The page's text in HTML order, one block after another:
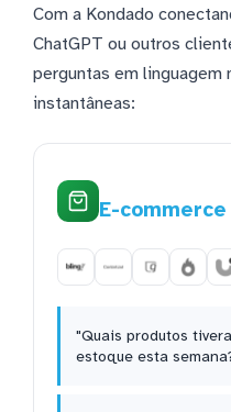
Com a Kondado
ChatGPT ou outros
perguntas em linguagem
instantâneas:
E-
"Quais produtos
estoque esta